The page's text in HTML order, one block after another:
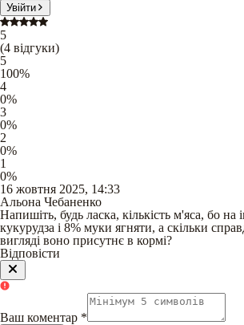
Увійти
5
(4 відгуки)
5
100%
4
0%
3
0%
2
0%
1
0%
16 жовтня 2025, 14:33
Альона Чебаненко
Напишіть, будь ласка, кількість м'яса, бо на
кукурудза і 8% муки ягняти, а скільки
вигляді воно присутнє в кормі?
Відповісти
Ваш коментар *